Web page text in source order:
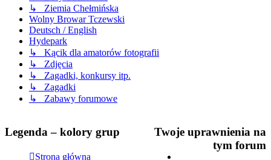
↳ Ziemia Chełmińska
Wolny Browar Tczewski
Deutsch / English
Hydepark
↳ Kącik dla amatorów fotografii
↳ Zdjęcia
↳ Zagadki, konkursy itp.
↳ Zagadki
↳ Zabawy forumowe
Twoje uprawnienia na
tym forum
Legenda – kolory grup
Strona główna